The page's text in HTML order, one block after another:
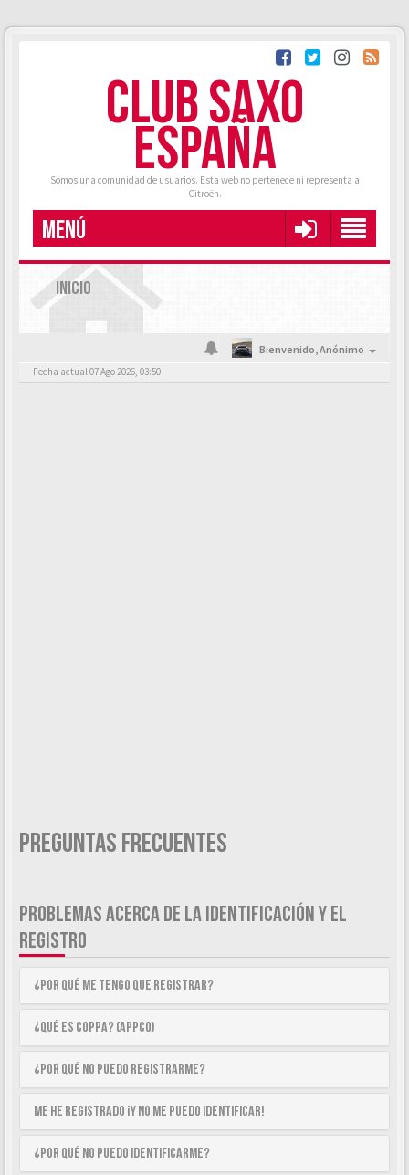
CLUB SAXO
ESPAÑA
Somos una comunidad de usuarios. Esta web no pertenece ni representa a
Citroën.
MENÚ
INICIO
Bienvenido,Anónimo
Fecha actual 07 Ago 2026, 03:50
Preguntas Frecuentes
PROBLEMAS ACERCA DE LA IDENTIFICACIÓN Y EL
REGISTRO
¿Por qué me tengo que registrar?
¿Qué es COPPA? (APPCO)
¿Por qué no puedo registrarme?
Me he registrado ¡y no me puedo identificar!
¿Por qué no puedo identificarme?